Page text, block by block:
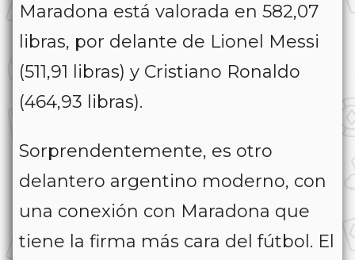
Maradona está valorada en 582,07
libras, por delante de Lionel Messi
(511,91 libras) y Cristiano Ronaldo
(464,93 libras).
Sorprendentemente, es otro
delantero argentino moderno, con
una conexión con Maradona que
tiene la firma más cara del fútbol. El